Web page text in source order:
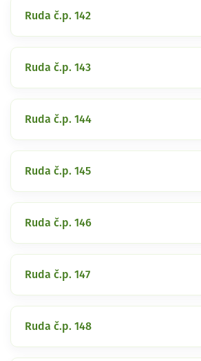
Ruda č.p. 142
Ruda č.p. 143
Ruda č.p. 144
Ruda č.p. 145
Ruda č.p. 146
Ruda č.p. 147
Ruda č.p. 148